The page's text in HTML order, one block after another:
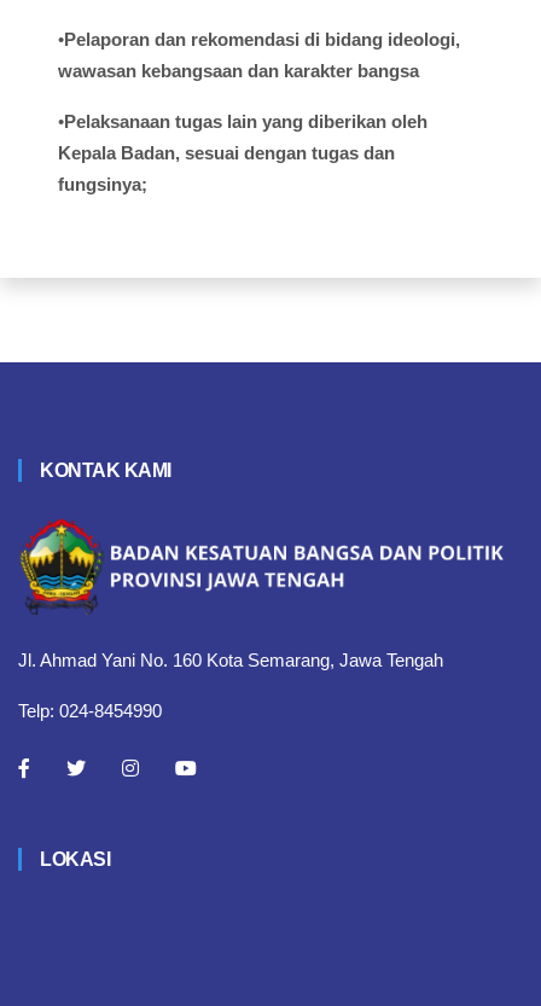
•Pelaporan dan rekomendasi di bidang ideologi,
wawasan kebangsaan dan karakter bangsa
•Pelaksanaan tugas lain yang diberikan oleh
KepalaBadan, sesuai dengan tugas dan
fungsinya;
KONTAK KAMI
Jl. Ahmad Yani No. 160 Kota Semarang, Jawa Tengah
Telp: 024-8454990
LOKASI